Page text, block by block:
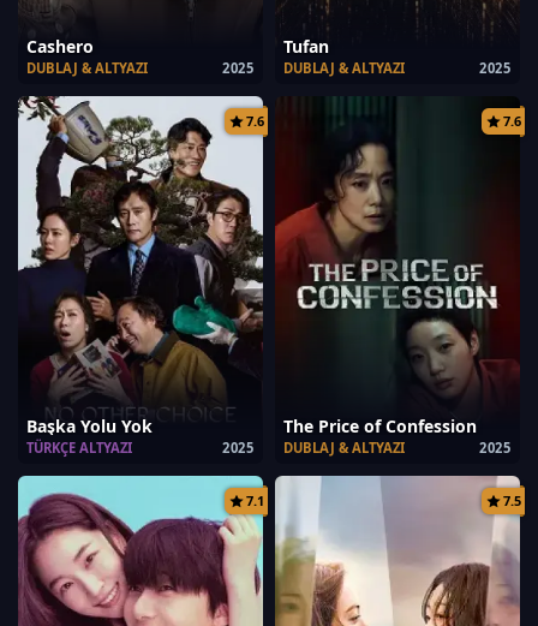
Cashero
2025
DUBLAJ & ALTYAZI
Tufan
2025
DUBLAJ & ALTYAZI
7.6
Başka Yolu Yok
2025
TÜRKÇE ALTYAZI
7.6
The Price of Confession
2025
DUBLAJ & ALTYAZI
7.1 7.5